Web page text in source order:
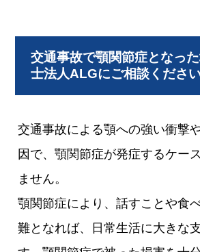
交通事故で顎関節症となっ
士法人ALGにご相談くださ
交通事故による顎への強い衝撃
因で、顎関節症が発症するケー
ません。
顎関節症により、話すことや食
難となれば、日常生活に大きな